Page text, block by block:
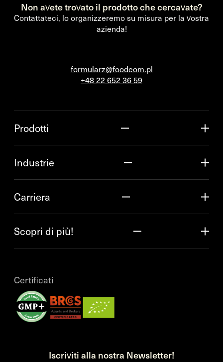
Non avete trovato il prodotto che cercavate?
Contattateci, lo organizzeremo su misura per la vostra
azienda!
formularz@foodcom.pl
+48 22 652 36 59
Prodotti
Industrie
Carriera
Scopri di più!
Certificati
Iscriviti alla nostra Newsletter!